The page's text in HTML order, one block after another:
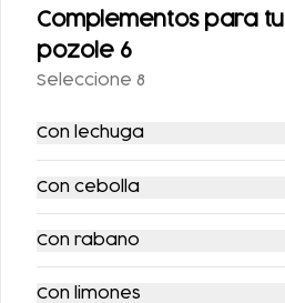
UNA PORCIÓN DE
$71.00
Complementos para tu
pozole 6
Seleccione 8
Con lechuga
Con cebolla
Con rabano
Con limones